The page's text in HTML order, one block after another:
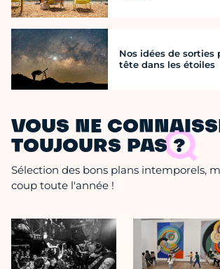
Nos idées de sorties
tête dans les étoiles
VOUS NE
TOUJOURS PAS ?
Sélection des bons plans intemporels,
coup toute l'année !